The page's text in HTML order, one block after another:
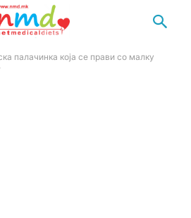
палачинка која се прави со малку